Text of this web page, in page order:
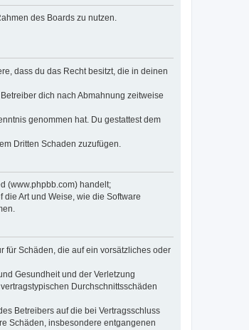
des Boards zu nutzen.
dass du das Recht besitzt, die in deinen
dich nach Abmahnung zeitweise
genommen hat. Du gestattest dem
Dritten Schaden zuzufügen.
(www.phpbb.com) handelt;
Art und Weise, wie die Software
für Schäden, die auf ein vorsätzliches oder
Gesundheit und der Verletzung
Durchschnittsschäden
Betreibers auf die bei Vertragsschluss
Schäden, insbesondere entgangenen